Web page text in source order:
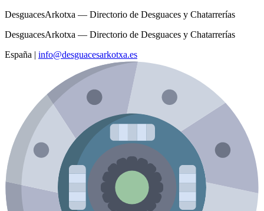
DesguacesArkotxa — Directorio de Desguaces y Chatarrerías
DesguacesArkotxa — Directorio de Desguaces y Chatarrerías
España | info@desguacesarkotxa.es